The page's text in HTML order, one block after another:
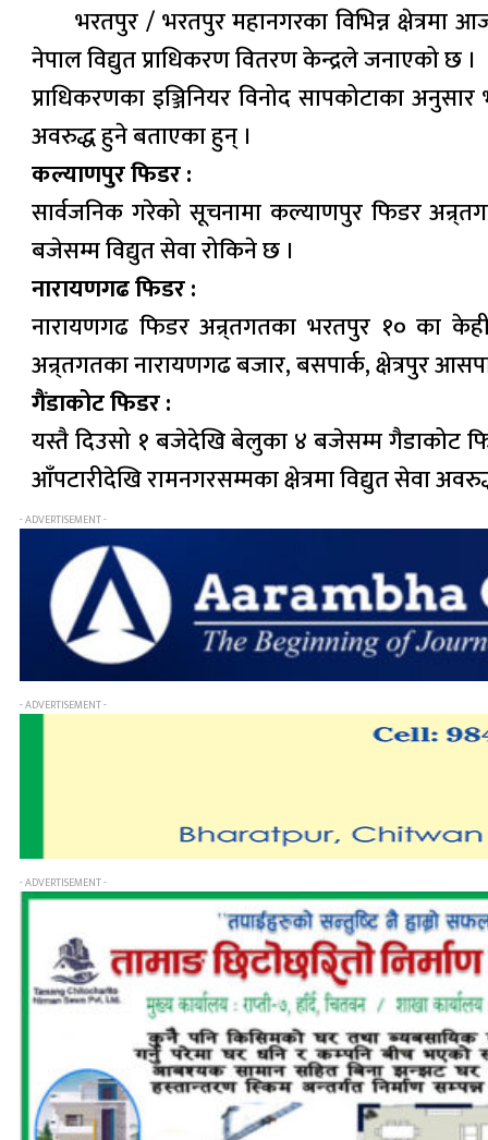
भरतपुर / भरतपुर महानगरका विभिन्न
नेपाल विद्युत प्राधिकरण वितरण केन्द्रले जनाएको छ ।
प्राधिकरणका इञ्जिनियर विनोद सापकोटाका
अवरुद्ध हुने बताएका हुन् ।
कल्याणपुर फिडर :
सार्वजनिक गरेको सूचनामा कल्याणपुर फिडर
बजेसम्म विद्युत सेवा रोकिने छ ।
नारायणगढ फिडर :
नारायणगढ फिडर अन्र्तगतका भरतपुर १० का
अन्र्तगतका नारायणगढ बजार, बसपार्क, क्षेत्रपुर
गैंडाकोट फिडर :
यस्तै दिउसो १ बजेदेखि बेलुका ४ बजेसम्म गैडाकोट
आँपटारीदेखि रामनगरसम्मका क्षेत्रमा विद्युत सेवा
- ADVERTISEMENT -
- ADVERTISEMENT -
- ADVERTISEMENT -